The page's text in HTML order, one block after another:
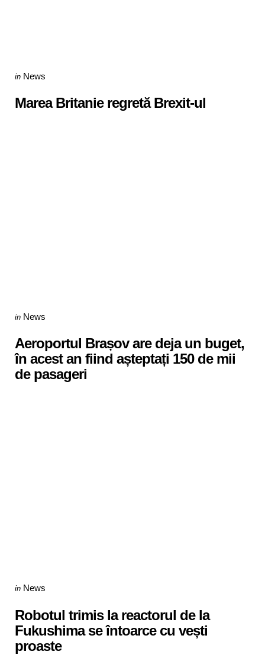
Categories
Posted
in News
Marea Britanie regretă Brexit-ul
Categories
Posted
in News
Aeroportul Brașov are deja un buget,
în acest an fiind așteptați 150 de mii
de pasageri
Categories
Posted
in News
Robotul trimis la reactorul de la
Fukushima se întoarce cu vești
proaste